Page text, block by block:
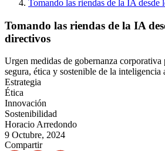
Tomando las riendas de la IA desde
Tomando las riendas de la IA
directivos
Urgen medidas de gobernanza corporativa
segura, ética y sostenible de la inteligencia
Estrategia
Ética
Innovación
Sostenibilidad
Horacio Arredondo
9 Octubre, 2024
Compartir